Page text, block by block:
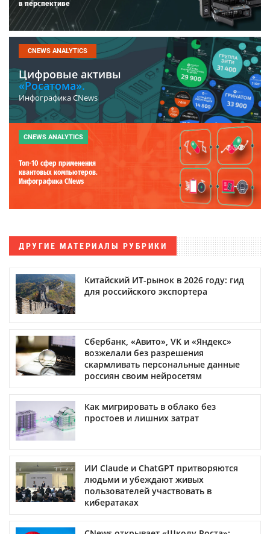
в перспективе
CNEWS ANALYTICS
Цифровые активы
«Росатома».
Инфографика CNews
CNEWS ANALYTICS
Топ-10 сфер применения
квантовых компьютеров.
Инфографика CNews
ДРУГИЕ МАТЕРИАЛЫ РУБРИКИ
Китайский ИТ-рынок в 2026 году: гид
для российского экспортера
Сбербанк, «Авито», VK и «Яндекс»
возжелали без разрешения
скармливать персональные данные
россиян своим нейросетям
Как мигрировать в облако без
простоев и лишних затрат
ИИ Claude и ChatGPT притворяются
людьми и убеждают живых
пользователей участвовать в
кибератаках